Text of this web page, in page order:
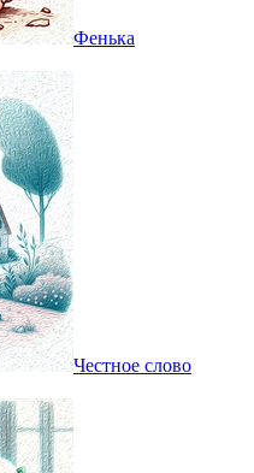
Фенька
Честное слово